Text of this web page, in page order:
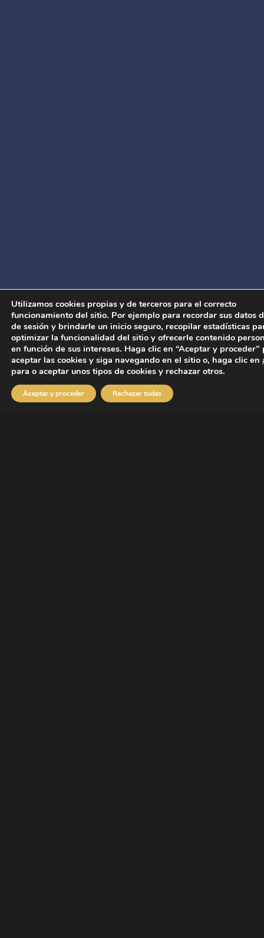
Utilizamos cookies propias y de terceros para el correcto
funcionamiento del sitio. Por ejemplo para recordar sus datos
de sesión y brindarle un inicio seguro, recopilar estadísticas
optimizar la funcionalidad del sitio y ofrecerle contenido
en función de sus intereses. Haga clic en “Aceptar y proceder"
aceptar las cookies y siga navegando en el sitio o, haga clic en
para o aceptar unos tipos de cookies y rechazar otros.
Aceptar y proceder Rechazar todas